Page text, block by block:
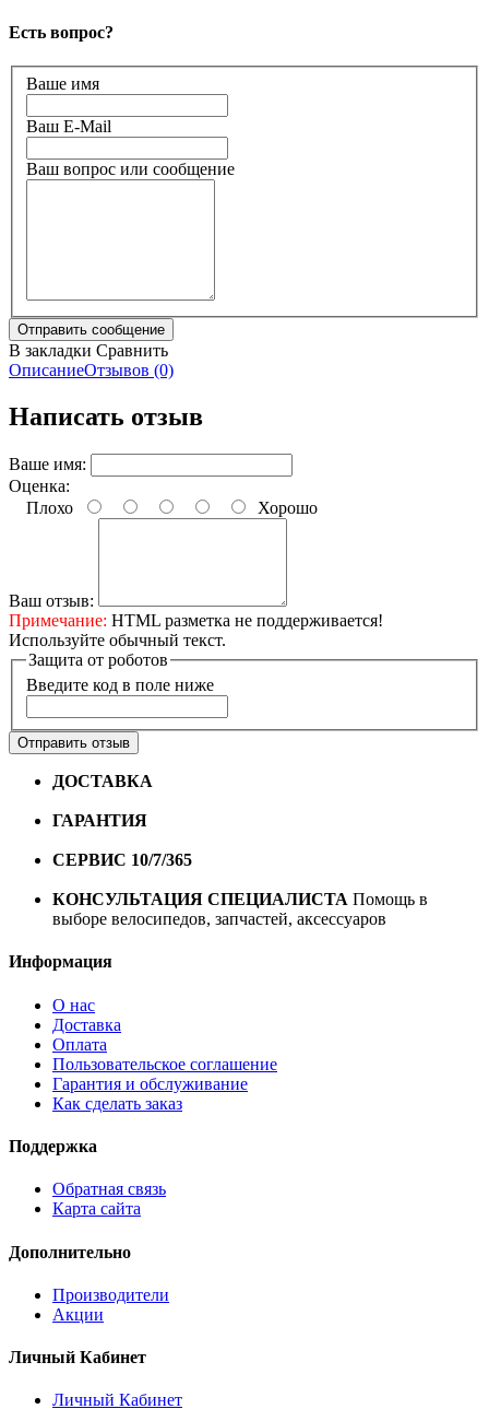
Есть вопрос?
Ваше имя
Ваш E-Mail
Ваш вопрос или сообщение
В закладки Сравнить
ОписаниеОтзывов (0)
Написать отзыв
Ваше имя:
Оценка:
Плохо
Хорошо
Ваш отзыв:
Примечание: HTML разметка не поддерживается!
Используйте обычный текст.
Защита от роботов
Введите код в поле ниже
Отправить отзыв
ДОСТАВКА
ГАРАНТИЯ
СЕРВИС 10/7/365
КОНСУЛЬТАЦИЯ СПЕЦИАЛИСТА Помощь в
выборе велосипедов, запчастей, аксессуаров
Информация
О нас
Доставка
Оплата
Пользовательское соглашение
Гарантия и обслуживание
Как сделать заказ
Поддержка
Обратная связь
Карта сайта
Дополнительно
Производители
Акции
Личный Кабинет
Личный Кабинет